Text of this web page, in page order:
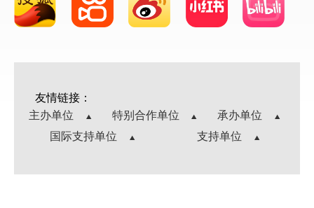
友情链接：
主办单位
特别合作单位
承办单位
国际支持单位
支持单位